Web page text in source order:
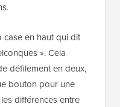
case en haut qui dit
». Cela
défilement en deux,
bouton pour une
différences entre